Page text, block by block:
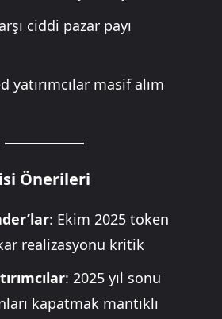
ciddi pazar payı
masif alım
Önerileri
: Ekim 2025 token
realizasyonu kritik
: 2025 yıl sonu
kapatmak mantıklı